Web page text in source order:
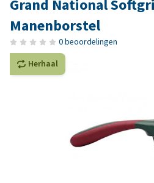
Grand National
Manenborstel
0 beoordelingen
Herhaal